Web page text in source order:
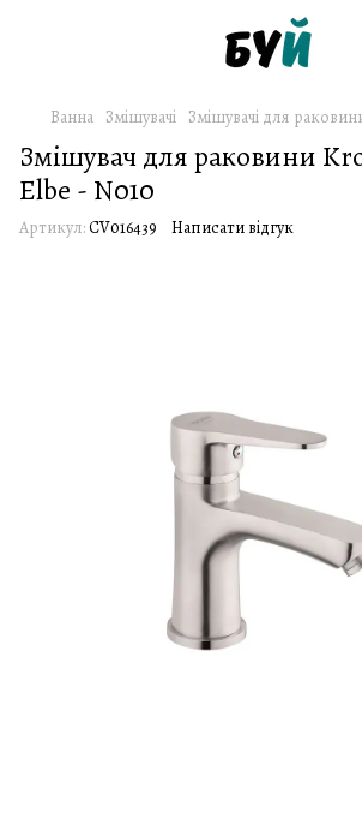
Ванна Змішувачі Змішувачі для
Змішувач для раковини
Elbe - N010
Артикул:CV016439 Написати відгук